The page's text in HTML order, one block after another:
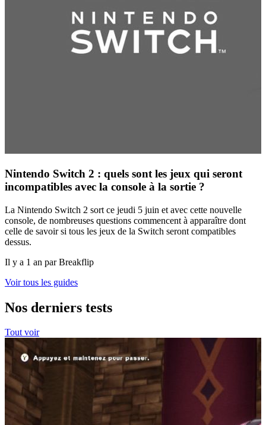
Nintendo Switch 2 : quels sont les jeux qui seront
incompatibles avec la console à la sortie ?
La Nintendo Switch 2 sort ce jeudi 5 juin et avec cette nouvelle
console, de nombreuses questions commencent à apparaître dont
celle de savoir si tous les jeux de la Switch seront compatibles
dessus.
Il y a 1 an par Breakflip
Voir tous les guides
Nos derniers tests
Tout voir